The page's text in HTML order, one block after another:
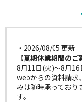
・2026/08/05 更新
【夏期休業期間のご
8月11日(火)～8月16
webからの資料請求
みは随時承っており
す。